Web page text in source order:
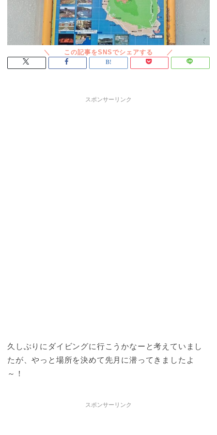
スポンサーリンク
久しぶりにダイビングに行こうかなーと考えていまし
たが、やっと場所を決めて先月に潜ってきましたよ
～！
スポンサーリンク